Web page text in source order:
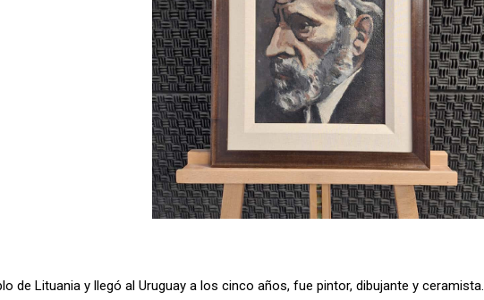
de Lituania y llegó al Uruguay a los cinco años, fue pintor, dibujante y ceramista.